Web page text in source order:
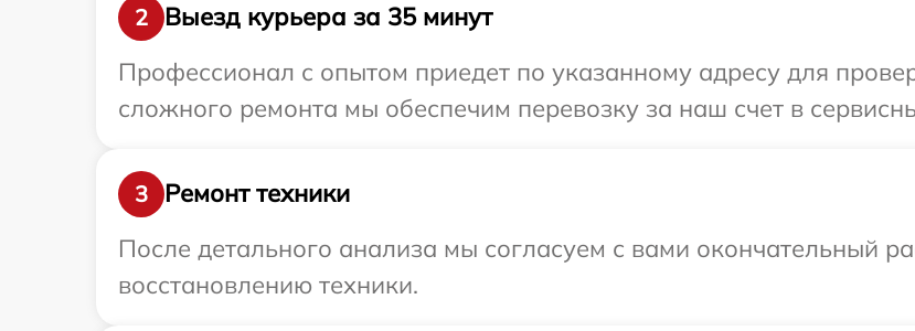
2
Выезд курьера за 35 минут
Профессионал с опытом приедет по указанному адресу для
сложного ремонта мы обеспечим перевозку за наш счет в
3
Ремонт техники
После детального анализа мы согласуем с вами окончательный
восстановлению техники.